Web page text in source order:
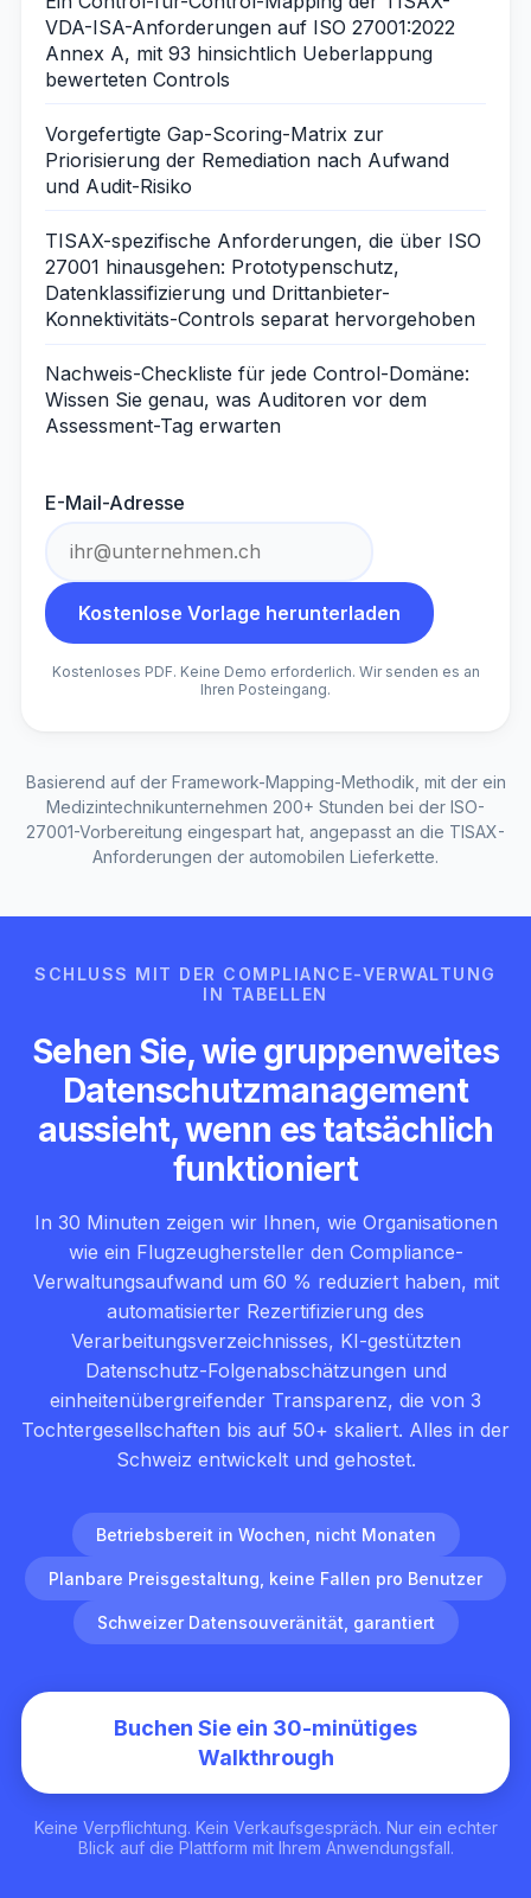
VDA-ISA-Anforderungen auf ISO 27001:2022
Annex A, mit 93 hinsichtlich Ueberlappung
bewerteten Controls
Vorgefertigte Gap-Scoring-Matrix zur
Priorisierung der Remediation nach Aufwand
und Audit-Risiko
TISAX-spezifische Anforderungen, die über ISO
27001 hinausgehen: Prototypenschutz,
Datenklassifizierung und Drittanbieter-
Konnektivitäts-Controls separat hervorgehoben
Nachweis-Checkliste für jede Control-Domäne:
Wissen Sie genau, was Auditoren vor dem
Assessment-Tag erwarten
E-Mail-Adresse
Kostenlose Vorlage herunterladen
Kostenloses PDF. Keine Demo erforderlich. Wir senden es an
Ihren Posteingang.
Basierend auf der Framework-Mapping-Methodik, mit der ein
Medizintechnikunternehmen 200+ Stunden bei der ISO-
27001-Vorbereitung eingespart hat, angepasst an die TISAX-
Anforderungen der automobilen Lieferkette.
SCHLUSS MIT DER COMPLIANCE-VERWALTUNG
IN TABELLEN
Sehen Sie, wie gruppenweites
Datenschutzmanagement
aussieht, wenn es tatsächlich
funktioniert
In 30 Minuten zeigen wir Ihnen, wie Organisationen
wie ein Flugzeughersteller den Compliance-
Verwaltungsaufwand um 60 % reduziert haben, mit
automatisierter Rezertifizierung des
Verarbeitungsverzeichnisses, KI-gestützten
Datenschutz-Folgenabschätzungen und
einheitenübergreifender Transparenz, die von 3
Tochtergesellschaften bis auf 50+ skaliert. Alles in der
Schweiz entwickelt und gehostet.
Betriebsbereit in Wochen, nicht Monaten
Planbare Preisgestaltung, keine Fallen pro Benutzer
Schweizer Datensouveränität, garantiert
Buchen Sie ein 30-minütiges
Walkthrough
Keine Verpflichtung. Kein Verkaufsgespräch. Nur ein echter
Blick auf die Plattform mit Ihrem Anwendungsfall.